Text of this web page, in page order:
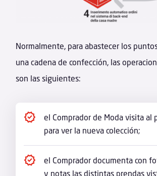
Normalmente, para abastecer los
una cadena de confección, las
son las siguientes:
el Comprador de Moda visita al
para ver la nueva colección;
el Comprador documenta con
y notas las distintas prendas